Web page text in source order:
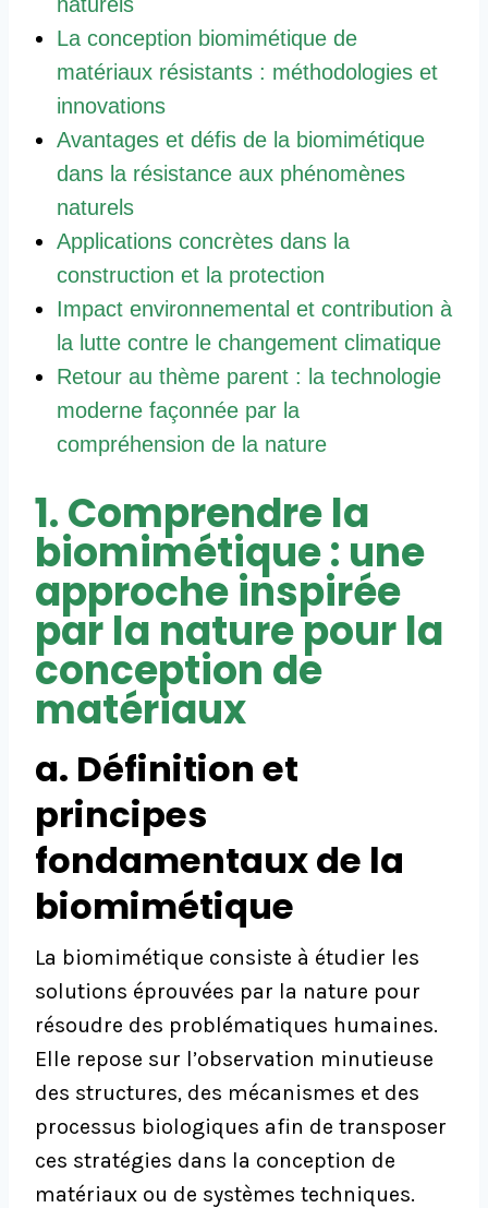
La conception biomimétique de
matériaux résistants : méthodologies et
innovations
Avantages et défis de la biomimétique
dans la résistance aux phénomènes
naturels
Applications concrètes dans la
construction et la protection
Impact environnemental et contribution à
la lutte contre le changement climatique
Retour au thème parent : la technologie
moderne façonnée par la
compréhension de la nature
1. Comprendre la
biomimétique : une
approche inspirée
par la nature pour la
conception de
matériaux
a. Définition et
principes
fondamentaux de la
biomimétique
La biomimétique consiste à étudier les
solutions éprouvées par la nature pour
résoudre des problématiques humaines.
Elle repose sur l’observation minutieuse
des structures, des mécanismes et des
processus biologiques afin de transposer
ces stratégies dans la conception de
matériaux ou de systèmes techniques.